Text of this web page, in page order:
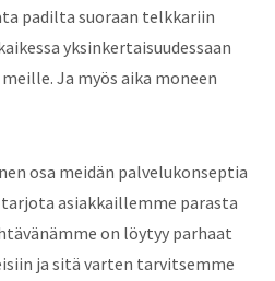
padilta suoraan telkkariin
yksinkertaisuudessaan
Ja myös aika moneen
osa meidän palvelukonseptia
asiakkaillemme parasta
on löytyy parhaat
ja sitä varten tarvitsemme